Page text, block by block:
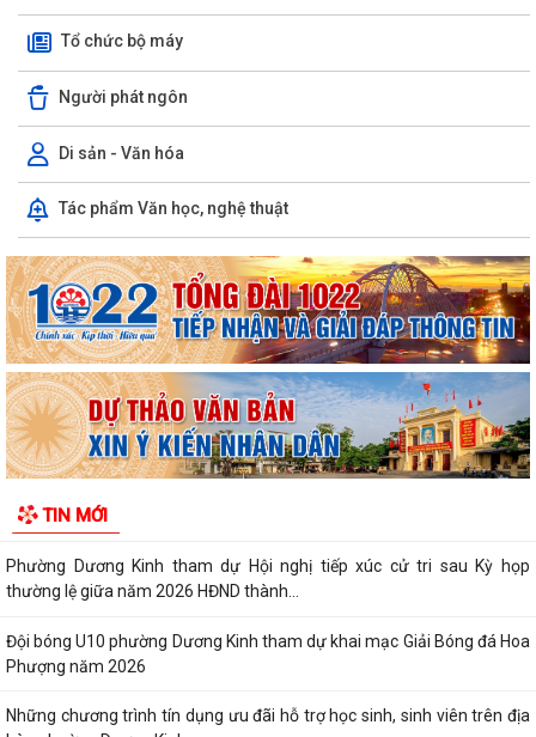
Tổ chức bộ máy
Người phát ngôn
Di sản - Văn hóa
Tác phẩm Văn học, nghệ thuật
TIN MỚI
thức phục vụ kiểm định chất lượng...
PHƯỜNG DƯƠNG KINH TRIỂN KHAI CHIẾN DỊCH 100 NGÀY THỰC HIỆN
CÁC NHIỆM VỤ VỀ CHUYỂN ĐỔI SỐ TRONG CÔNG...
TÁC ĐẢNG CHO CẤP UỶ CƠ SỞ NĂM 2026
Phường Dương Kinh tổ chức họp triển khai Kế hoạch thu hồi đất thực
hiện Dự án khu tái định cư 2,7...
PHƯỜNG DƯƠNG KINH DUY TRÌ HIỆU QUẢ MÔ HÌNH “TRẢ KẾT QUẢ THỦ
TỤC HÀNH CHÍNH THỨ 5 HẰNG TUẦN”
Phường Dương Kinh tham dự Hội nghị tiếp xúc cử tri sau Kỳ họp
thường lệ giữa năm 2026 HĐND thành...
Đội bóng U10 phường Dương Kinh tham dự khai mạc Giải Bóng đá Hoa
Phượng năm 2026
Những chương trình tín dụng ưu đãi hỗ trợ học sinh, sinh viên trên địa
Phường Dương Kinh thống nhất công tác chuẩn bị Kỳ họp thứ 5 (Kỳ
họp chuyên đề năm 2026) HĐND phường...